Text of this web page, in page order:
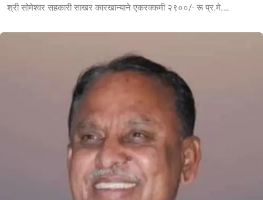
श्री सोमेश्वर सहकारी साखर कारखान्याने एकरक्कमी २९००/- रू प्र.मे. टन FRP तात्काळ सभासदांच्या बँक खात्यावर व्याजासह वर्ग करावी.:- श्री सतिश काकडे